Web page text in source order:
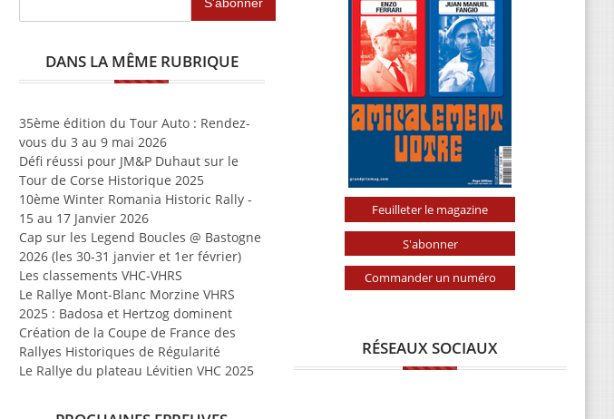
DANS LA MÊME RUBRIQUE
35ème édition du Tour Auto : Rendez-
vous du 3 au 9 mai 2026
Défi réussi pour JM&P Duhaut sur le
Tour de Corse Historique 2025
10ème Winter Romania Historic Rally -
15 au 17 Janvier 2026
Cap sur les Legend Boucles @ Bastogne
2026 (les 30-31 janvier et 1er février)
Les classements VHC-VHRS
Le Rallye Mont-Blanc Morzine VHRS
2025 : Badosa et Hertzog dominent
Création de la Coupe de France des
Rallyes Historiques de Régularité
Le Rallye du plateau Lévitien VHC 2025
Feuilleter le magazine
S'abonner
Commander un numéro
RÉSEAUX SOCIAUX